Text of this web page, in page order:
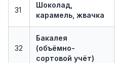
31
Шоколад,
карамель, жвачка
32
Бакалея
(объёмно-
сортовой учёт)